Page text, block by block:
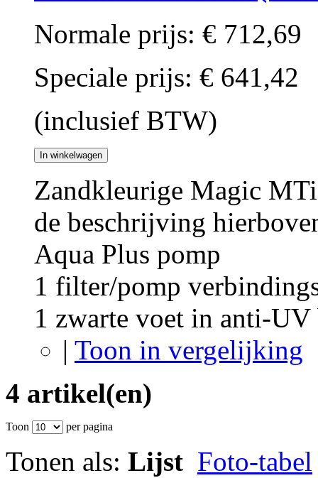
Normale prijs: € 712,69
Speciale prijs: € 641,42
(inclusief BTW)
In winkelwagen
Zandkleurige Magic
de beschrijving
Aqua Plus pomp
1 filter/pomp
1 zwarte voet in anti-
| Toon in vergelijking
4 artikel(en)
Toon per pagina
Tonen als: Lijst Foto-tabel